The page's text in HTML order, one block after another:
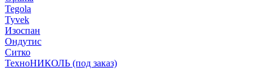
Tegola
Tyvek
Изоспан
Ондутис
Ситко
ТехноНИКОЛЬ (под заказ)